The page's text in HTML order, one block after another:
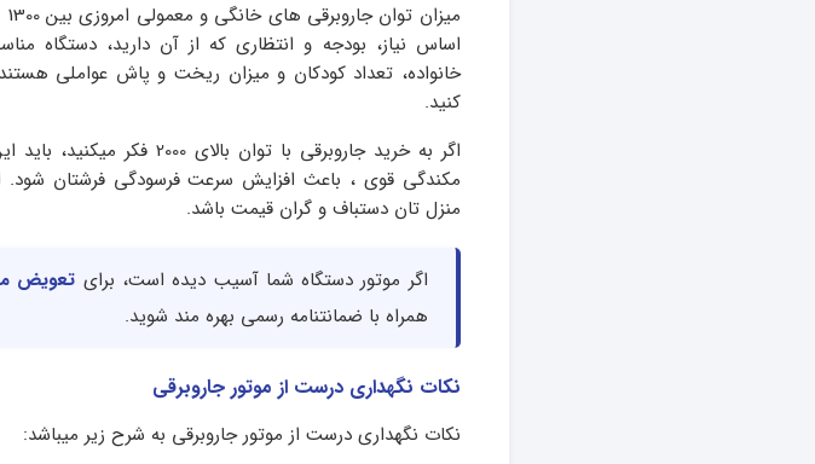
اساس نیاز، بودجه و انتظاری که از آن دارید، دستگاه
خانواده، تعداد کودکان و میزان ریخت و پاش عواملی
کنید.
اگر به خرید جاروبرقی با توان
مکندگی قوی ، باعث افزایش سرعت فرسودگی فرشتان
منزل تان دستباف و گران قیمت باشد.
اگر موتور دستگاه شما آسیب دیده است، برای تعویض
همراه با ضمانتنامه رسمی بهره مند شوید.
نکات نگهداری درست از موتور جاروبرقی
نکات نگهداری درست از موتور جاروبرقی به شرح زیر میباشد: